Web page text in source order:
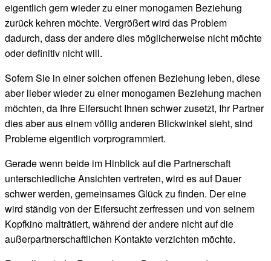
eigentlich gern wieder zu einer monogamen Beziehung
zurück kehren möchte. Vergrößert wird das Problem
dadurch, dass der andere dies möglicherweise nicht möchte
oder definitiv nicht will.
Sofern Sie in einer solchen offenen Beziehung leben, diese
aber lieber wieder zu einer monogamen Beziehung machen
möchten, da Ihre Eifersucht Ihnen schwer zusetzt, Ihr Partner
dies aber aus einem völlig anderen Blickwinkel sieht, sind
Probleme eigentlich vorprogrammiert.
Gerade wenn beide im Hinblick auf die Partnerschaft
unterschiedliche Ansichten vertreten, wird es auf Dauer
schwer werden, gemeinsames Glück zu finden. Der eine
wird ständig von der Eifersucht zerfressen und von seinem
Kopfkino malträtiert, während der andere nicht auf die
außerpartnerschaftlichen Kontakte verzichten möchte.